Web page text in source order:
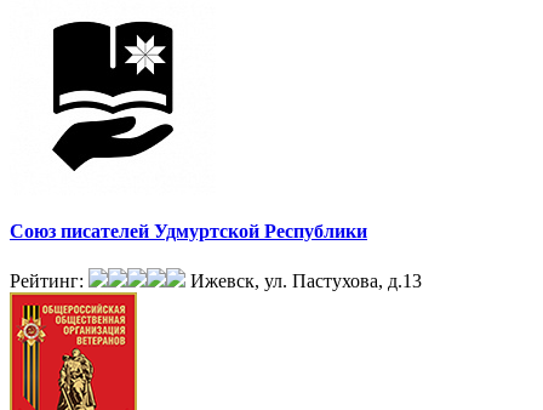
Союз писателей Удмуртской Республики
Рейтинг: Ижевск, ул. Пастухова, д.13